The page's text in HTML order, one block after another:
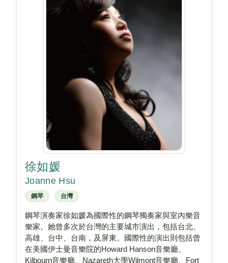
徐如媛
Joanne Hsu
鋼琴 台灣
鋼琴演奏家徐如媛為國際性的鋼琴獨奏家與室內樂音
樂家。她曾多次於台灣的主要城市演出，包括台北、
高雄、台中、台南，及屏東。國際性的演出則包括曾
在美國伊士曼音樂院的Howard Hanson音樂廳、
Kilbourn音樂廳、Nazareth大學Wilmont音樂廳、Fort